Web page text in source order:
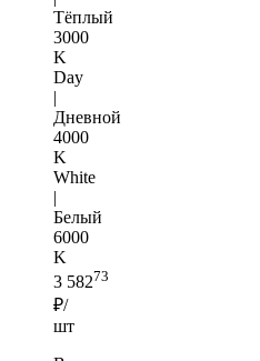
Тёплый
3000
K
Day
|
Дневной
4000
K
White
|
Белый
6000
K
3 58273
₽/
шт